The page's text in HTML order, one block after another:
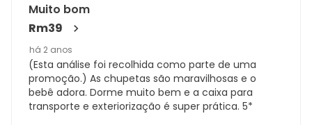
Muito bom
Rm39
há 2 anos
(Esta análise foi recolhida como parte de uma
promoção.) As chupetas são maravilhosas e o
bebê adora. Dorme muito bem e a caixa para
transporte e exteriorização é super prática. 5*